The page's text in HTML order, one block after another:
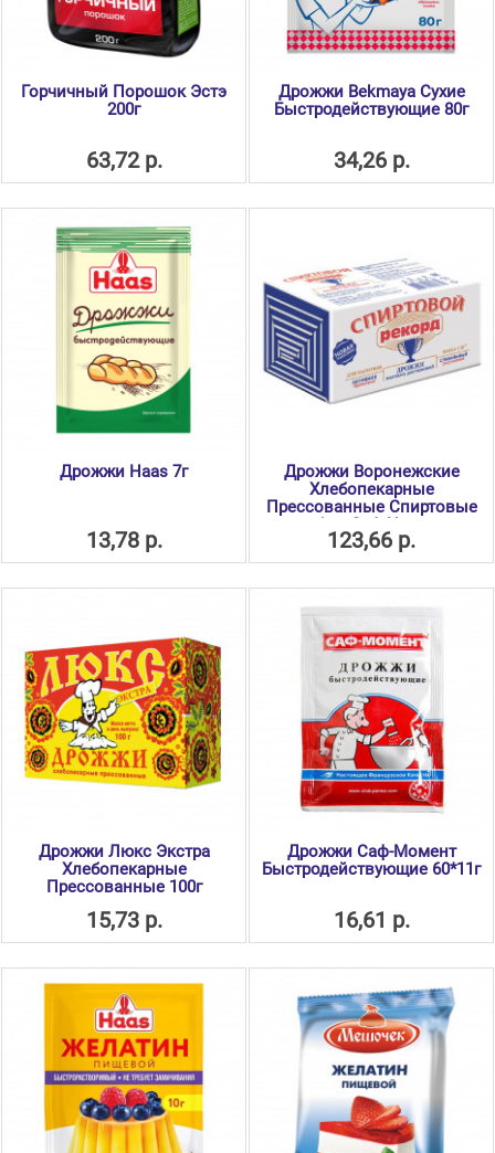
Горчичный Порошок Эстэ
200г
63,72 р.
Дрожжи Bekmaya Сухие
Быстродействующие 80г
34,26 р.
Дрожжи Haas 7г
13,78 р.
Дрожжи Воронежские
Хлебопекарные
Прессованные Спиртовые
1 кг Саф Нева
123,66 р.
Дрожжи Люкс Экстра
Хлебопекарные
Прессованные 100г
15,73 р.
Дрожжи Саф-Момент
Быстродействующие 60*11г
16,61 р.